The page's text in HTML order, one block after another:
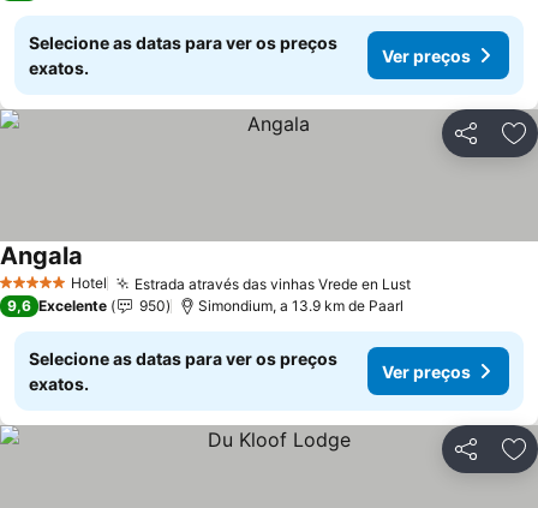
Selecione as datas para ver os preços
exatos.
Ver preços
Partilhar
5 Estrelas Hotel Estrada através das vinhas Vrede en LustVer preços
Angala
9,6 Excelente 950 Simondium, a 13.9 km de Paarl
Selecione as datas para ver os preços
exatos.
Ver preços
Partilhar